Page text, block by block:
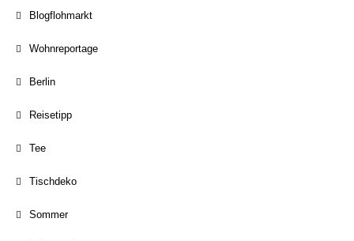
Blogflohmarkt
Wohnreportage
Berlin
Reisetipp
Tee
Tischdeko
Sommer